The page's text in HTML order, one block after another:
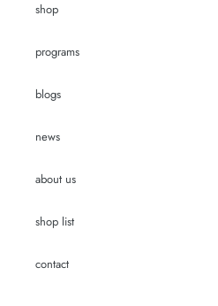
shop
programs
blogs
news
about us
shop list
contact